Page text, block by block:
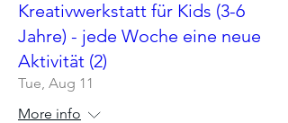
Kreativwerkstatt für Kids (3-6
Jahre) - jede Woche eine neue
Aktivität (2)
Tue, Aug 11
More info